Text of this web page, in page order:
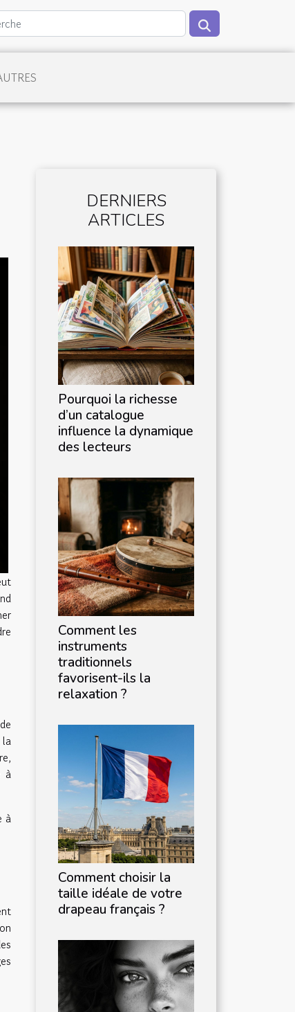
à
à
DERNIERS
ARTICLES
Pourquoi la richesse
d’un catalogue
influence la dynamique
des lecteurs
Comment les
instruments
traditionnels
favorisent-ils la
relaxation ?
Comment choisir la
taille idéale de votre
drapeau français ?